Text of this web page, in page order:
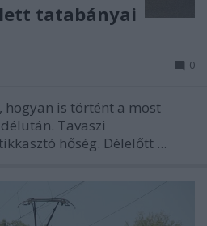
tatabányai
0
hogyan is történt a most
Tavaszi
hőség. Délelőtt ...